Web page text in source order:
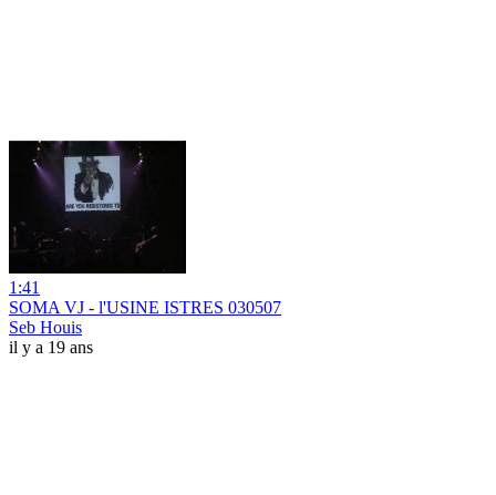
1:41
SOMA VJ - l'USINE ISTRES 030507
Seb Houis
il y a 19 ans